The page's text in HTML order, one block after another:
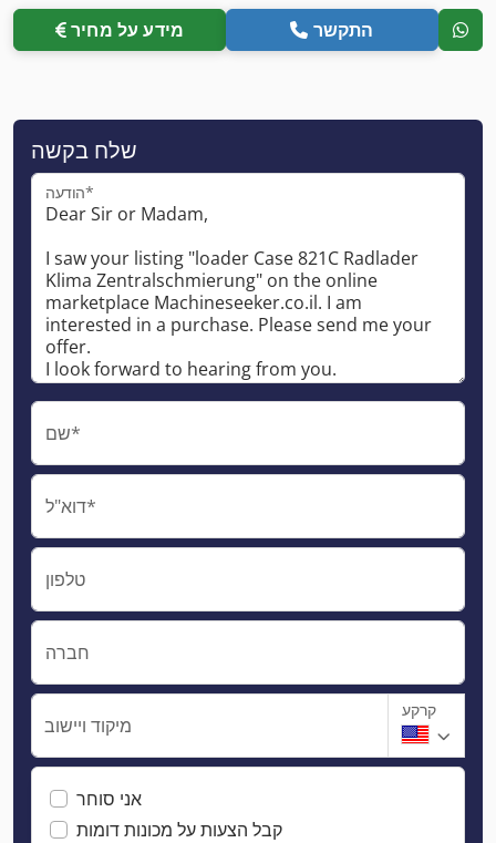
מידע על מחיר התקשר
שלח בקשה
הודעה*
שם*
דוא"ל*
טלפון
חברה
מיקוד ויישוב
קרקע
אני סוחר
קבל הצעות על מכונות דומות